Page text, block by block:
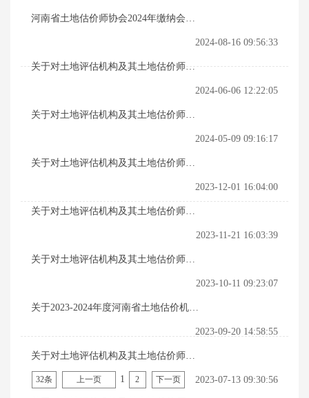
河南省土地估价师协会2024年缴纳会费
2024-08-16 09:56:33
关于对土地评估机构及其土地估价师入
2024-06-06 12:22:05
关于对土地评估机构及其土地估价师入
2024-05-09 09:16:17
关于对土地评估机构及其土地估价师入
2023-12-01 16:04:00
关于对土地评估机构及其土地估价师入
2023-11-21 16:03:39
关于对土地评估机构及其土地估价师入
2023-10-11 09:23:07
关于2023-2024年度河南省土地估价机构
2023-09-20 14:58:55
关于对土地评估机构及其土地估价师入
会名单（第二十批）的公示 2023-07-13 09:30:56
32条 上一页 1 2 下一页